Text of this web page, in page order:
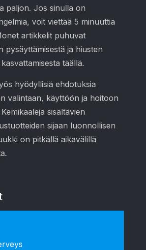
paljon. Jos sinulla on
voit viettää 5 minuuttia
artikkelit puhuvat
pysäyttämisestä ja hiusten
täällä.
hyödyllisiä ehdotuksia
valintaan, käyttöön ja hoitoon
sisältävien
sijaan luonnollisen
on pitkällä aikavälillä